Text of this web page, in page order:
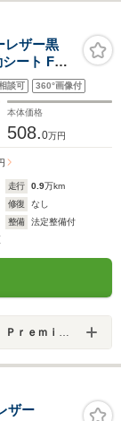
ザー黒
ート Fヒ
カメラ
アルミトリ
談可 360°画像付
本体価格
508.0万円
走行 0.9万km
修復
なし
整備
法定整備付
ｎ みなとみらい
ザー